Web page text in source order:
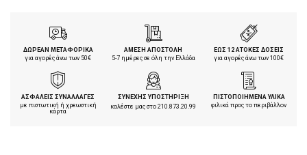
ΔΩΡΕΑΝ ΜΕΤΑΦΟΡΙΚΑ
για αγορές άνω των 50€
ΑΜΕΣΗ ΑΠΟΣΤΟΛΗ
5-7 ημέρες σε όλη την Ελλάδα
ΕΩΣ 12 ΑΤΟΚΕΣ ΔΟΣΕΙΣ
για αγορές άνω των 100€
ΑΣΦΑΛΕΙΣ ΣΥΝΑΛΛΑΓΕΣ
με πιστωτική ή χρεωστική
κάρτα
ΣΥΝΕΧΗΣ ΥΠΟΣΤΗΡΙΞΗ
καλέστε μας στο210.873.20.99
ΠΙΣΤΟΠΟΙΗΜΕΝΑ ΥΛΙΚΑ
φιλικά προς το περιβάλλον